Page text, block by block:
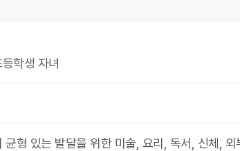
학생 자녀
형 있는 발달을 위한 미술, 요리, 독서, 신체, 외